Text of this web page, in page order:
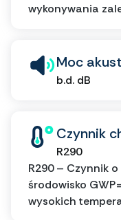
wykonywania
Moc
b.d. dB
Czynnik
R290
R290 – Czynnik
środowisko
wysokich